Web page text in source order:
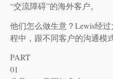
“交流障碍”的海外客户。
他们怎么做生意？Lewis经
程中，跟不同客户的沟通模
PART
01